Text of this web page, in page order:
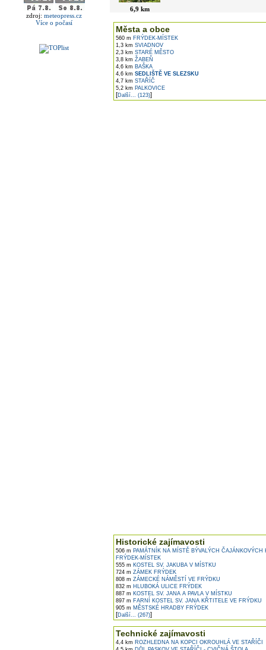
zdroj: meteopress.cz
Více o počasí
6,9 km
Města a obce
560 m FRÝDEK-MÍSTEK
1,3 km SVIADNOV
2,3 km STARÉ MĚSTO
3,8 km ŽABEŇ
4,6 km BAŠKA
4,6 km SEDLIŠTĚ VE SLEZSKU
4,7 km STAŘÍČ
5,2 km PALKOVICE
[Další... (123)]
Historické zajímavosti
506 m PAMÁTNÍK NA MÍSTĚ BÝVALÝCH ČAJÁNKOVÝCH
FRÝDEK-MÍSTEK
555 m KOSTEL SV. JAKUBA V MÍSTKU
724 m ZÁMEK FRÝDEK
808 m ZÁMECKÉ NÁMĚSTÍ VE FRÝDKU
832 m HLUBOKÁ ULICE FRÝDEK
887 m KOSTEL SV. JANA A PAVLA V MÍSTKU
897 m FARNÍ KOSTEL SV. JANA KŘTITELE VE FRÝDKU
905 m MĚSTSKÉ HRADBY FRÝDEK
[Další... (267)]
Technické zajímavosti
4,4 km ROZHLEDNA NA KOPCI OKROUHLÁ VE STAŘÍČI